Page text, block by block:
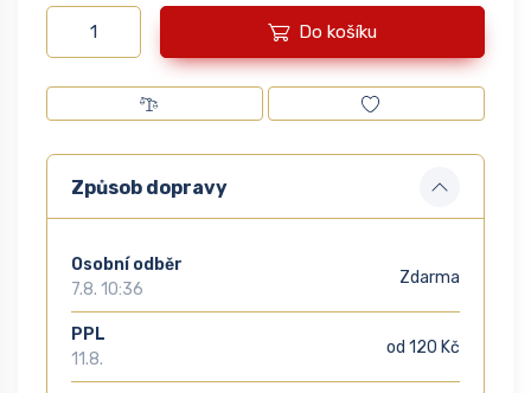
Do košíku
Způsob dopravy
Osobní odběr
7.8. 10:36
Zdarma
PPL
11.8.
od 120 Kč